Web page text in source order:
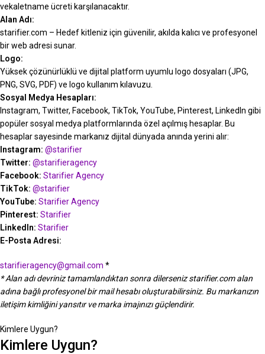
vekaletname ücreti karşılanacaktır.
Alan Adı:
starifier.com – Hedef kitleniz için güvenilir, akılda kalıcı ve profesyonel
bir web adresi sunar.
Logo:
Yüksek çözünürlüklü ve dijital platform uyumlu logo dosyaları (JPG,
PNG, SVG, PDF) ve logo kullanım kılavuzu.
Sosyal Medya Hesapları:
Instagram, Twitter, Facebook, TikTok, YouTube, Pinterest, LinkedIn gibi
popüler sosyal medya platformlarında özel açılmış hesaplar. Bu
hesaplar sayesinde markanız dijital dünyada anında yerini alır:
Instagram: @starifier
Twitter: @starifieragency
Facebook: Starifier Agency
TikTok: @starifier
YouTube: Starifier Agency
Pinterest: Starifier
LinkedIn: Starifier
E-Posta Adresi:
starifieragency@gmail.com *
* Alan adı devriniz tamamlandıktan sonra dilersenizstarifier.comalan
adına bağlı profesyonel bir mail hesabı oluşturabilirsiniz. Bu markanızın
iletişim kimliğini yansıtır ve marka imajınızı güçlendirir.
Kimlere Uygun?
Kimlere Uygun?